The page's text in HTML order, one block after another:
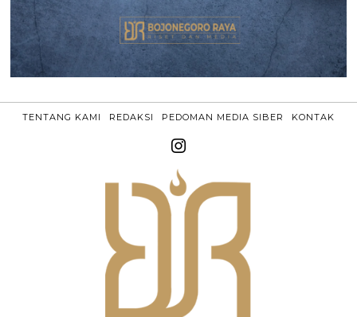
TENTANG KAMI REDAKSI PEDOMAN MEDIA SIBER KONTAK